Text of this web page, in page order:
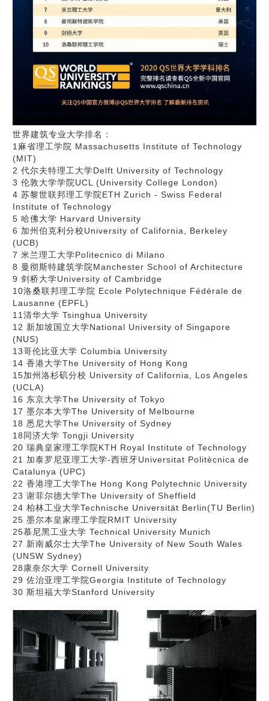
世界建筑专业大学排名：
1麻省理工学院 Massachusetts Institute of Technology
(MIT)
2 代尔夫特理工大学Delft University of Technology
3 伦敦大学学院UCL (University College London)
4 苏黎世联邦理工学院ETH Zurich - Swiss Federal
Institute of Technology
5 哈佛大学 Harvard University
6 加州伯克利分校University of California, Berkeley
(UCB)
7 米兰理工大学Politecnico di Milano
8 曼彻斯特建筑学院Manchester School of Architecture
9 剑桥大学University of Cambridge
10洛桑联邦理工学院 Ecole Polytechnique Fédérale de
Lausanne (EPFL)
11清华大学 Tsinghua University
12 新加坡国立大学National University of Singapore
(NUS)
13哥伦比亚大学 Columbia University
14 香港大学The University of Hong Kong
15加州洛杉矶分校 University of California, Los Angeles
(UCLA)
16 东京大学The University of Tokyo
17 墨尔本大学The University of Melbourne
18 悉尼大学The University of Sydney
18同济大学 Tongji University
20 瑞典皇家理工学院KTH Royal Institute of Technology
21 加泰罗尼亚理工大学-西班牙Universitat Politècnica de
Catalunya (UPC)
22 香港理工大学The Hong Kong Polytechnic University
23 谢菲尔德大学The University of Sheffield
24 柏林工业大学Technische Universität Berlin(TU Berlin)
25 墨尔本皇家理工学院RMIT University
25慕尼黑工业大学 Technical University Munich
27 新南威尔士大学The University of New South Wales
(UNSW Sydney)
28康奈尔大学 Cornell University
29 佐治亚理工学院Georgia Institute of Technology
30 斯坦福大学Stanford University